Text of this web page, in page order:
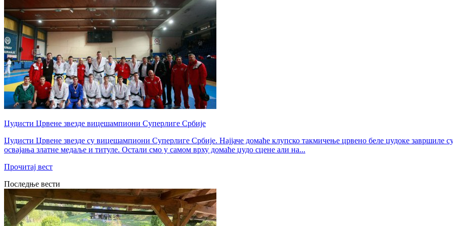
Џудисти Црвене звезде вицешампиони Суперлиге Србије
Џудисти Црвене звезде су вицешампиони Суперлиге Србије. Најјаче домаће клупско такмичење црвено беле џудоке завршиле
освајања златне медаље и титуле. Остали смо у самом врху домаће џудо сцене али на...
Прочитај вест
Последње вести